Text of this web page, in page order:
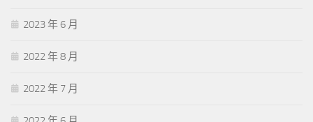
2023 年 6 月
2022 年 8 月
2022 年 7 月